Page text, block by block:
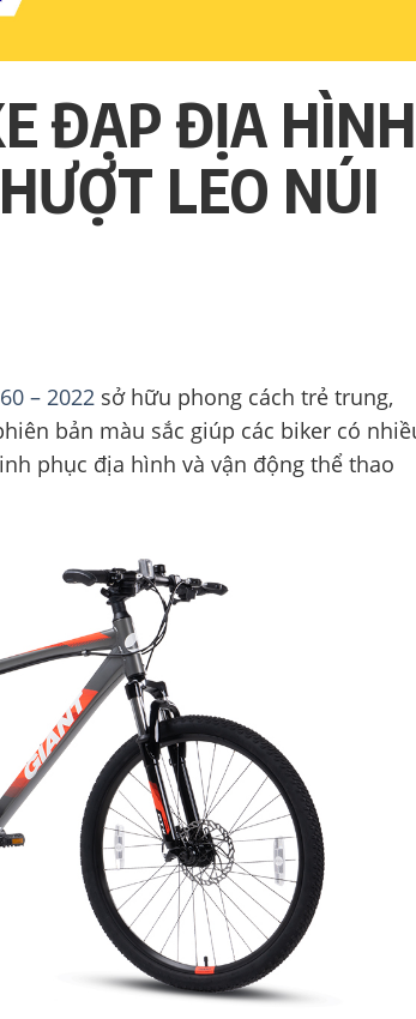
ĐẠP ĐỊA HÌNH
LEO NÚI
– 2022 sở hữu phong cách trẻ trung,
bản màu sắc giúp các biker có
phục địa hình và vận động thể thao